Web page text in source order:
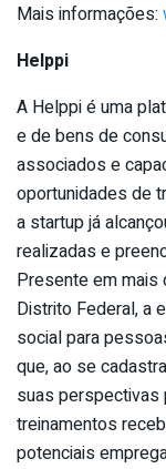
Mais informações:
Helppi
A Helppi é uma
e de bens de
associados e
oportunidades de
a startup já
realizadas e
Presente em
Distrito Federal, a
social para
que, ao se
suas
treinamentos
potenciais